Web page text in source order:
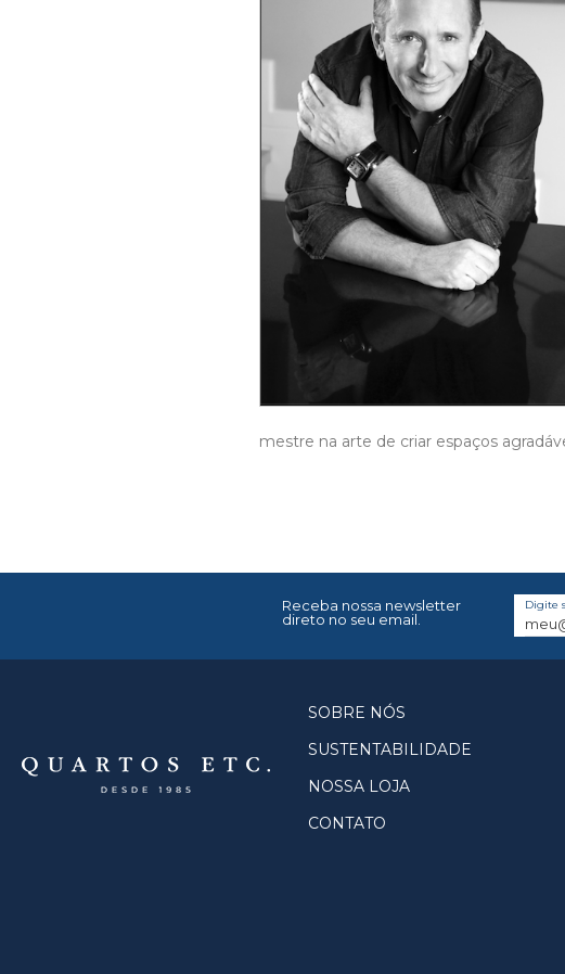
mestre na arte de criar espaços
Receba nossa newsletter
direto no seu email.
Digite
SOBRE NÓS
SUSTENTABILIDADE
NOSSA LOJA
CONTATO